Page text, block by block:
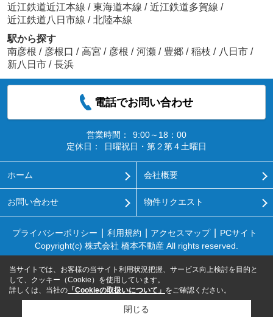
近江鉄道近江本線 / 東海道本線 / 近江鉄道多賀線 /
近江鉄道八日市線 / 北陸本線
駅から探す
南彦根 / 彦根口 / 高宮 / 彦根 / 河瀬 / 豊郷 / 稲枝 / 八日市 /
新八日市 / 長浜
電話でお問い合わせ
営業時間：
9:00～18：00
定休日：
日曜祝日・第２第４土曜日
ホーム 会社概要
お問い合わせ 物件リクエスト
プライバシーポリシー 利用規約 アクセスマップ
PCサイト
Copyright(c) 株式会社 橋本不動産 All rights reserved.
当サイトでは、お客様の当サイト利用状況把握、サービス向上検討を目的と
して、クッキー（Cookie）を使用しています。
詳しくは、当社の 「Cookieの取扱いについて」 をご確認ください。
閉じる